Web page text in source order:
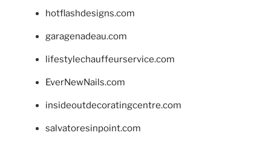
hotflashdesigns.com
garagenadeau.com
lifestylechauffeurservice.com
EverNewNails.com
insideoutdecoratingcentre.com
salvatoresinpoint.com